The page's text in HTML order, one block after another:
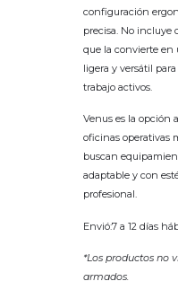
configuración
precisa. No incluye
que la convierte en
ligera y versátil
trabajo activos.
Venus es la opción
oficinas operativas
buscan
adaptable y con
profesional.
Envió:7 a 12 días
*Los productos no
armados.